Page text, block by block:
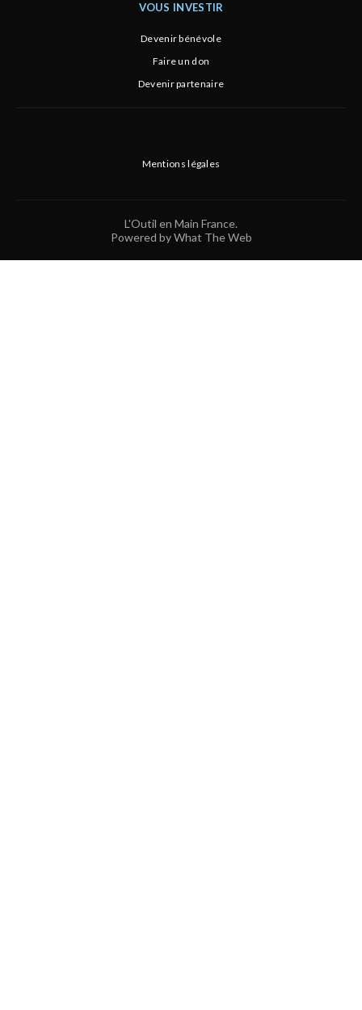
VOUS INVESTIR
Devenir bénévole
Faire un don
Devenir partenaire
Mentions légales
L'Outil en Main France.
Powered by What The Web